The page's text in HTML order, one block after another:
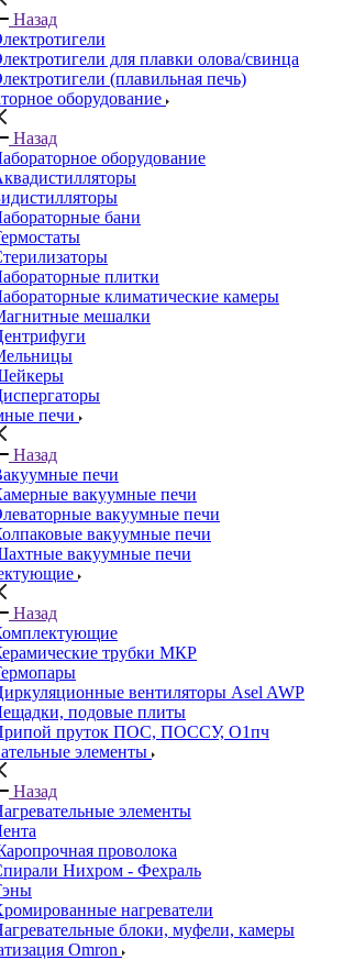
Назад
для плавки олова/свинца
(плавильная печь)
оборудование
Назад
оборудование
бани
плитки
климатические камеры
мешалки
печи
Назад
печи
вакуумные печи
вакуумные печи
вакуумные печи
вакуумные печи
Назад
трубки МКР
вентиляторы Asel AWP
подовые плиты
пруток ПОС, ПОССУ, О1пч
элементы
Назад
элементы
проволока
Нихром - Фехраль
нагреватели
блоки, муфели, камеры
Omron